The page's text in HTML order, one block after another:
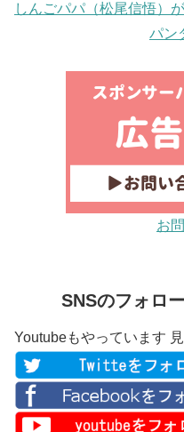
しんごパパ（松尾信悟）
パン
お
SNSのフォロー
Youtubeもやっています 見